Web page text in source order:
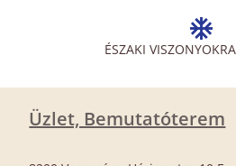
ÉSZAKI
Üzlet, Bemutatóterem